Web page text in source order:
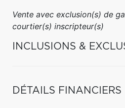
Vente avec exclusion(s) de
courtier(s) inscripteur(s)
INCLUSIONS &
DÉTAILS FINANCIERS